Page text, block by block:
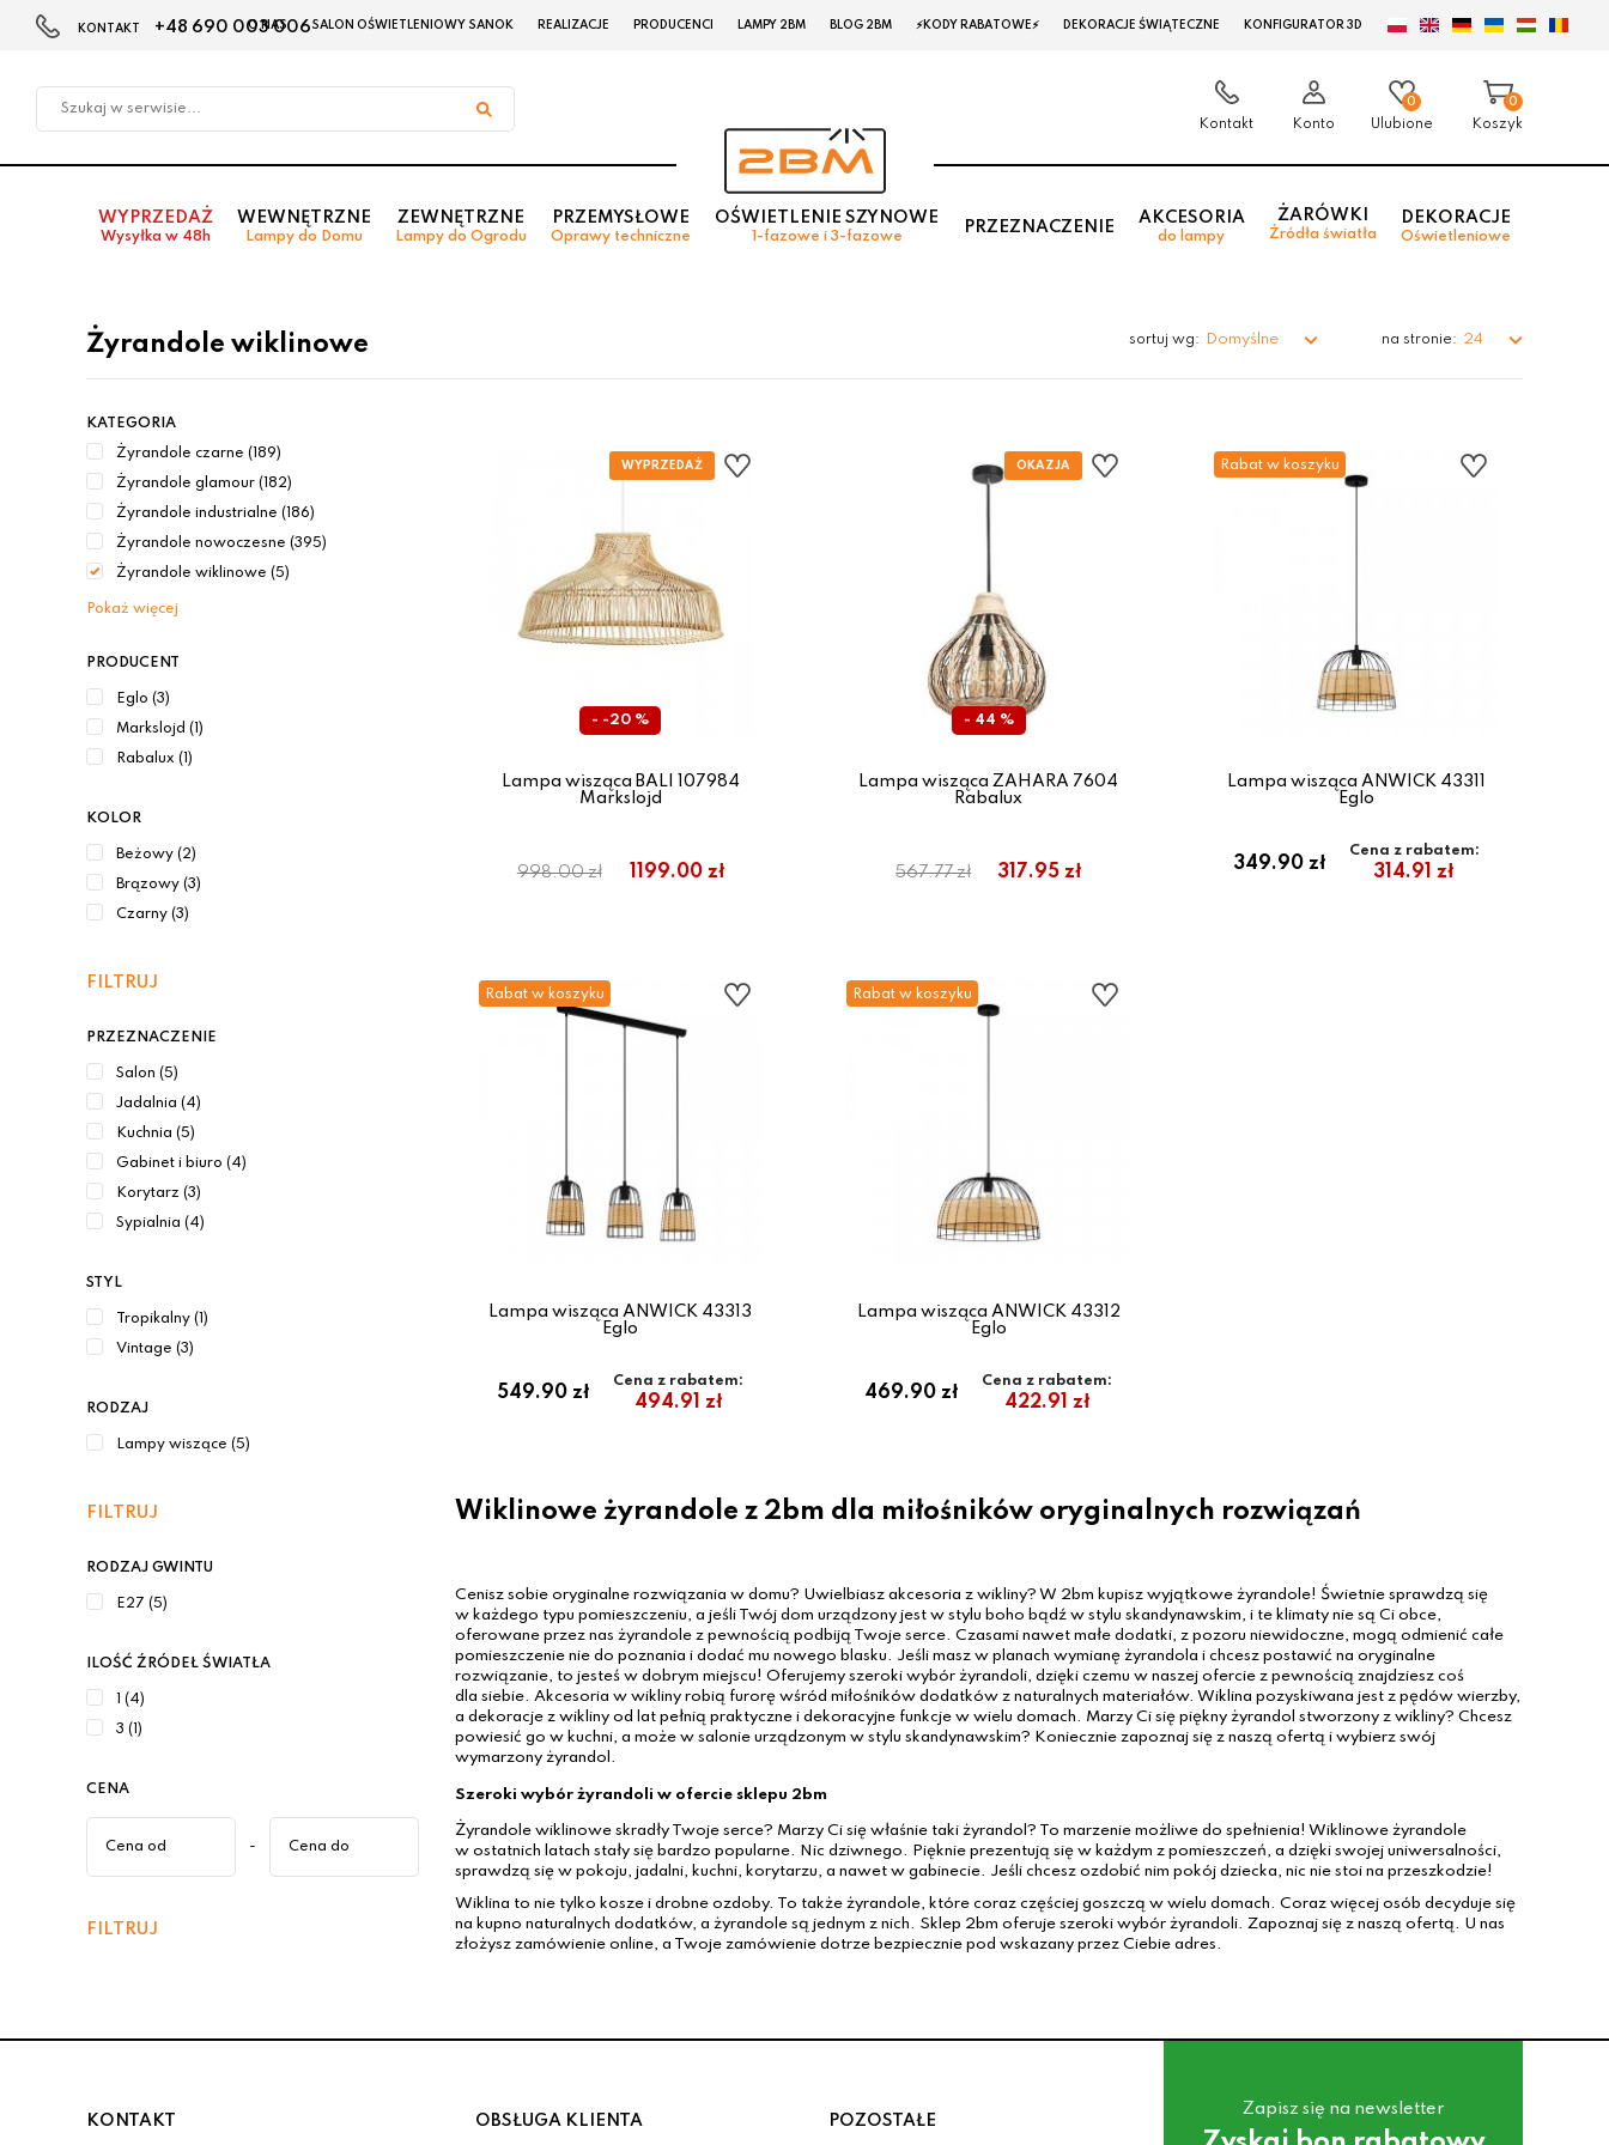
w
KONTAKT +48 690 003 006
O NAS SALON OŚWIETLENIOWY SANOK REALIZACJE PRODUCENCI LAMPY 2BM BLOG 2BM ⚡KODY RABATOWE⚡ DEKORACJE ŚWIĄTECZNE KONFIGURATOR 3D
Kontakt Konto
0
Ulubione
0
Koszyk
WYPRZEDAŻ
Wysyłka w 48h
WEWNĘTRZNE
Lampy do Domu
ZEWNĘTRZNE
Lampy do Ogrodu
PRZEMYSŁOWE
Oprawy techniczne
OŚWIETLENIE SZYNOWE
1-fazowe i 3-fazowe
PRZEZNACZENIE
AKCESORIA
do lampy
ŻARÓWKI
Źródła światła
DEKORACJE
Oświetleniowe
Żyrandole wiklinowe sortuj wg: Domyślne na stronie: 24
KATEGORIA
Żyrandole czarne (189)
Żyrandole glamour (182)
Żyrandole industrialne (186)
Żyrandole nowoczesne (395)
Żyrandole wiklinowe (5)
Pokaż więcej
PRODUCENT
Eglo (3)
Markslojd (1)
Rabalux (1)
KOLOR
Beżowy (2)
Brązowy (3)
Czarny (3)
FILTRUJ
PRZEZNACZENIE
Salon (5)
Jadalnia (4)
Kuchnia (5)
Gabinet i biuro (4)
Korytarz (3)
Sypialnia (4)
STYL
Tropikalny (1)
Vintage (3)
RODZAJ
Lampy wiszące (5)
FILTRUJ
RODZAJ GWINTU
E27 (5)
ILOŚĆ ŹRÓDEŁ ŚWIATŁA
1 (4)
3 (1)
CENA
-
FILTRUJ
- -20 %
Lampa wisząca BALI 107984
Markslojd
998.00 zł 1199.00 zł
- 44 %
Lampa wisząca ZAHARA 7604
Rabalux
567.77 zł 317.95 zł
Rabat w koszyku
Lampa wisząca ANWICK 43311
Eglo
349.90 zł
Cena z rabatem:
314.91 zł
Rabat w koszyku
Lampa wisząca ANWICK 43313
Eglo
549.90 zł
Cena z rabatem:
494.91 zł
Rabat w koszyku
Lampa wisząca ANWICK 43312
Eglo
469.90 zł
Cena z rabatem:
422.91 zł
Wiklinowe żyrandole z 2bm dla miłośników oryginalnych rozwiązań
Cenisz sobie oryginalne rozwiązania w domu? Uwielbiasz akcesoria z wikliny? W 2bm kupisz wyjątkowe żyrandole! Świetnie sprawdzą się
w każdego typu pomieszczeniu, a jeśli Twój dom urządzony jest w stylu boho bądź w stylu skandynawskim, i te klimaty nie są Ci obce,
oferowane przez nas żyrandole z pewnością podbiją Twoje serce. Czasami nawet małe dodatki, z pozoru niewidoczne, mogą odmienić całe
pomieszczenie nie do poznania i dodać mu nowego blasku. Jeśli masz w planach wymianę żyrandola i chcesz postawić na oryginalne
rozwiązanie, to jesteś w dobrym miejscu! Oferujemy szeroki wybór żyrandoli, dzięki czemu w naszej ofercie z pewnością znajdziesz coś
dla siebie. Akcesoria w wikliny robią furorę wśród miłośników dodatków z naturalnych materiałów. Wiklina pozyskiwana jest z pędów wierzby,
a dekoracje z wikliny od lat pełnią praktyczne i dekoracyjne funkcje w wielu domach. Marzy Ci się piękny żyrandol stworzony z wikliny? Chcesz
powiesić go w kuchni, a może w salonie urządzonym w stylu skandynawskim? Koniecznie zapoznaj się z naszą ofertą i wybierz swój
wymarzony żyrandol.
Szeroki wybór żyrandoli w ofercie sklepu 2bm
Żyrandole wiklinowe skradły Twoje serce? Marzy Ci się właśnie taki żyrandol? To marzenie możliwe do spełnienia! Wiklinowe żyrandole
w ostatnich latach stały się bardzo popularne. Nic dziwnego. Pięknie prezentują się w każdym z pomieszczeń, a dzięki swojej uniwersalności,
sprawdzą się w pokoju, jadalni, kuchni, korytarzu, a nawet w gabinecie. Jeśli chcesz ozdobić nim pokój dziecka, nic nie stoi na przeszkodzie!
Wiklina to nie tylko kosze i drobne ozdoby. To także żyrandole, które coraz częściej goszczą w wielu domach. Coraz więcej osób decyduje się
na kupno naturalnych dodatków, a żyrandole są jednym z nich. Sklep 2bm oferuje szeroki wybór żyrandoli. Zapoznaj się z naszą ofertą. U nas
złożysz zamówienie online, a Twoje zamówienie dotrze bezpiecznie pod wskazany przez Ciebie adres.
KONTAKT OBSŁUGA KLIENTA POZOSTAŁE
Zapisz się na newsletter